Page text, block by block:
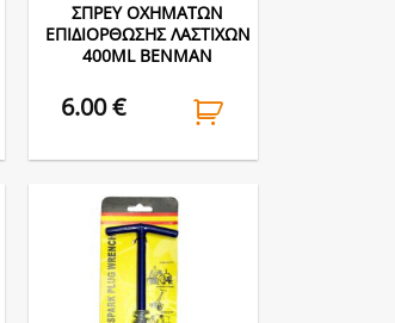
ΣΠΡΕΥ ΟΧΗΜΑΤΩΝ
ΕΠΙΔΙΟΡΘΩΣΗΣ ΛΑΣΤΙΧΩΝ
400ML BENMAN
6.00€